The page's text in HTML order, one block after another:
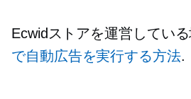
Ecwidストアを運営している
で自動広告を実行する方法.